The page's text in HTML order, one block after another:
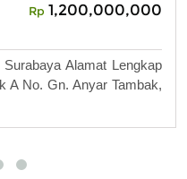
Rp 1,200,000,000
Alamat Lengkap
A No. Gn. Anyar Tambak,